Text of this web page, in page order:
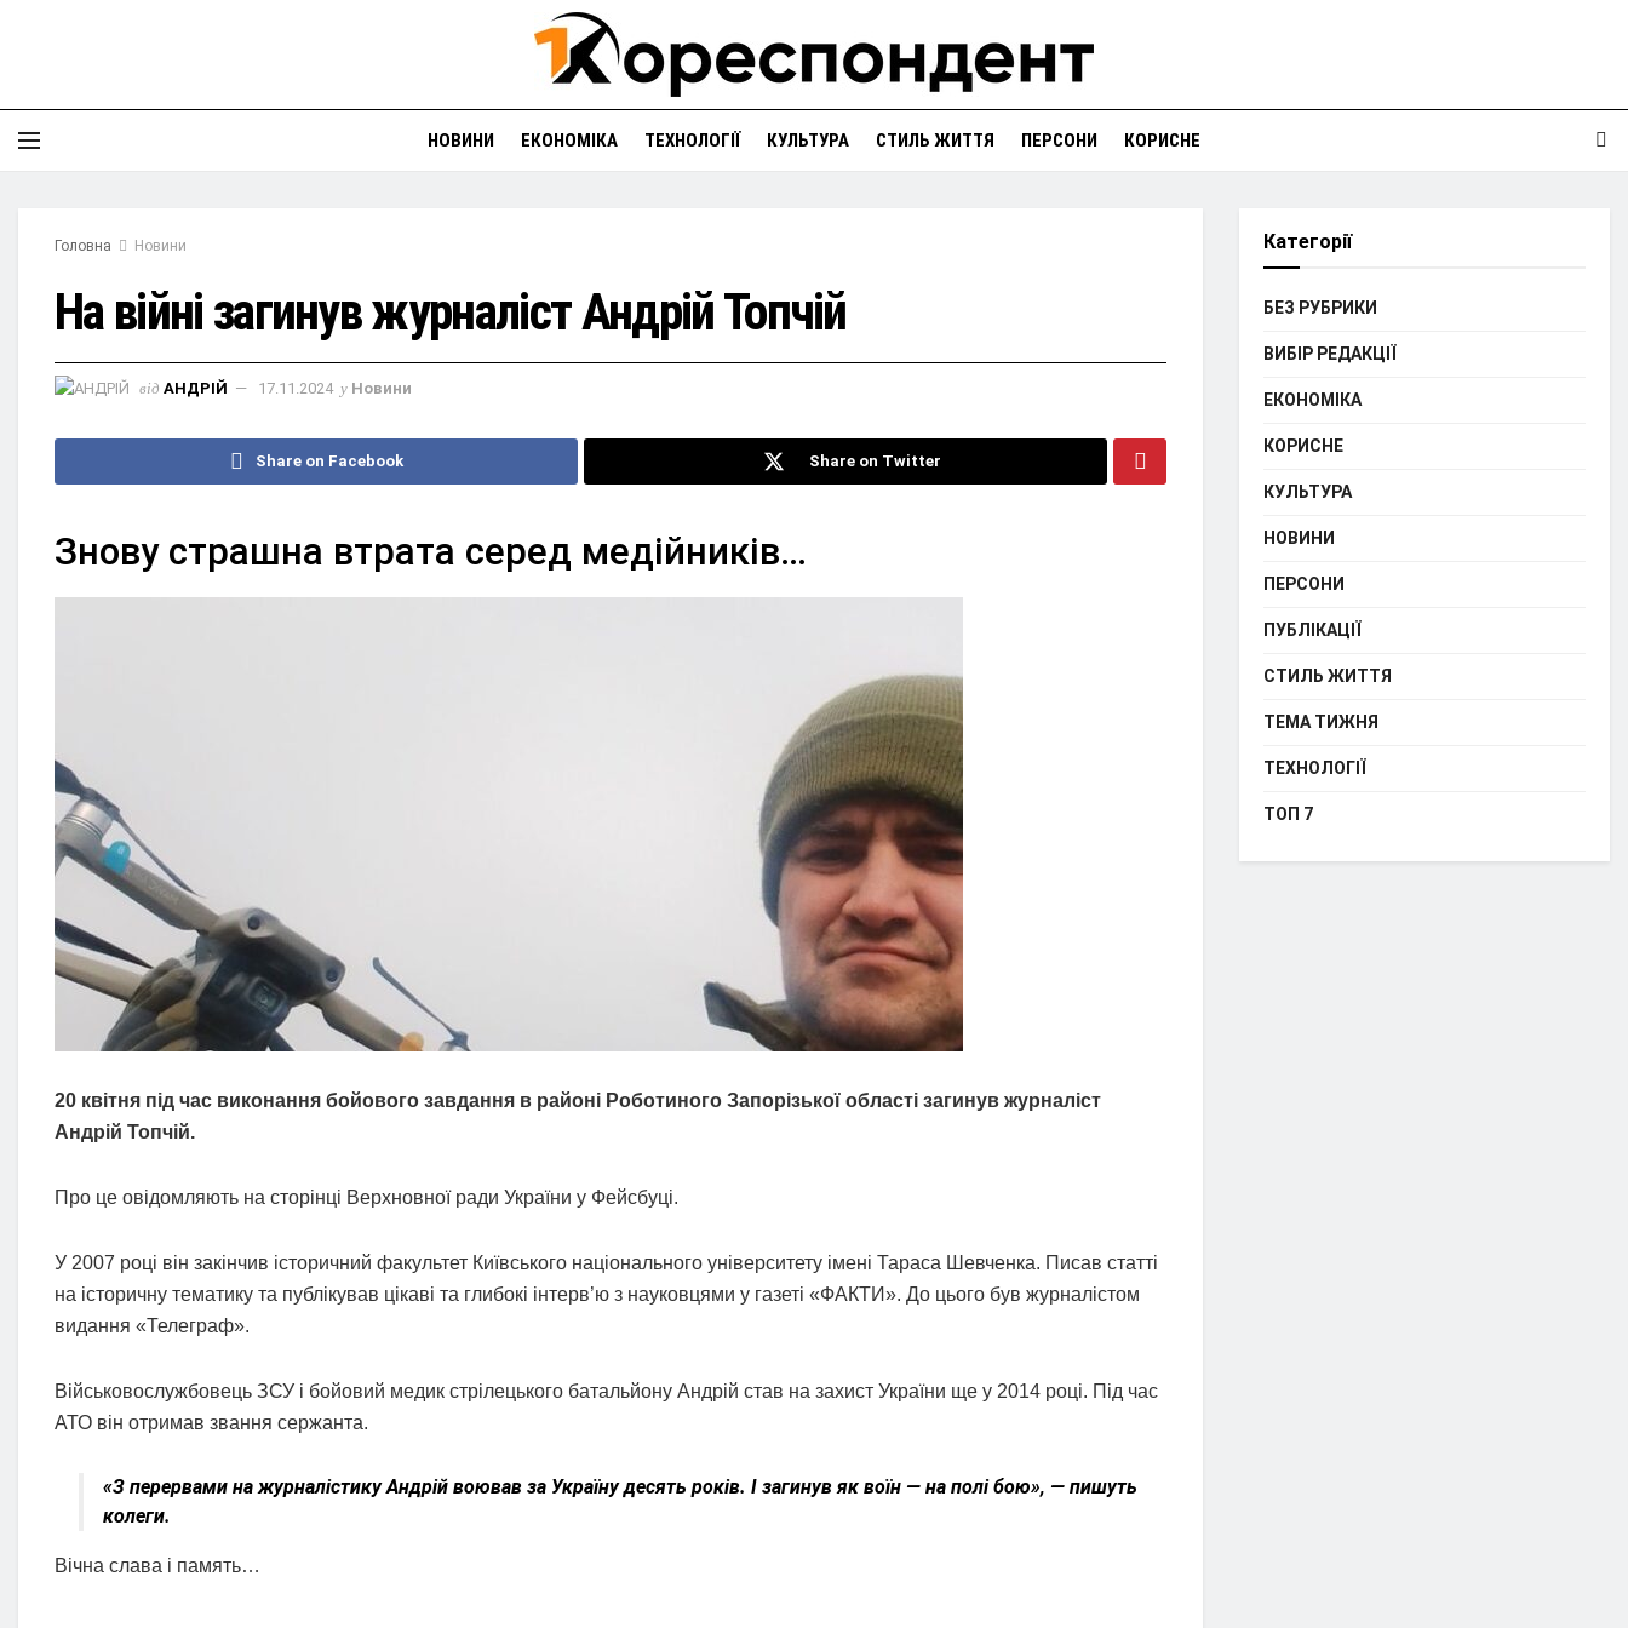
НОВИНИ ЕКОНОМІКА ТЕХНОЛОГІЇ КУЛЬТУРА СТИЛЬ ЖИТТЯ ПЕРСОНИ КОРИСНЕ
Головна Новини
На війні загинув журналіст Андрій Топчій
від АНДРІЙ 17.11.2024 у Новини
Share on Facebook Share on Twitter
Знову страшна втрата серед медійників…
20 квітня під час виконання бойового завдання в районі Роботиного Запорізької області загинув журналіст
Андрій Топчій.
Про це овідомляють на сторінці Верхновної ради України у Фейсбуці.
У 2007 році він закінчив історичний факультет Київського національного університету імені Тараса Шевченка. Писав статті
на історичну тематику та публікував цікаві та глибокі інтерв’ю з науковцями у газеті «ФАКТИ». До цього був журналістом
видання «Телеграф».
Військовослужбовець ЗСУ і бойовий медик стрілецького батальйону Андрій став на захист України ще у 2014 році. Під час
АТО він отримав звання сержанта.
«З перервами на журналістику Андрій воював за Україну десять років. І загинув як воїн — на полі бою», — пишуть
колеги.
Вічна слава і память…
Категорії
БЕЗ РУБРИКИ
ВИБІР РЕДАКЦІЇ
ЕКОНОМІКА
КОРИСНЕ
КУЛЬТУРА
НОВИНИ
ПЕРСОНИ
ПУБЛІКАЦІЇ
СТИЛЬ ЖИТТЯ
ТЕМА ТИЖНЯ
ТЕХНОЛОГІЇ
ТОП 7